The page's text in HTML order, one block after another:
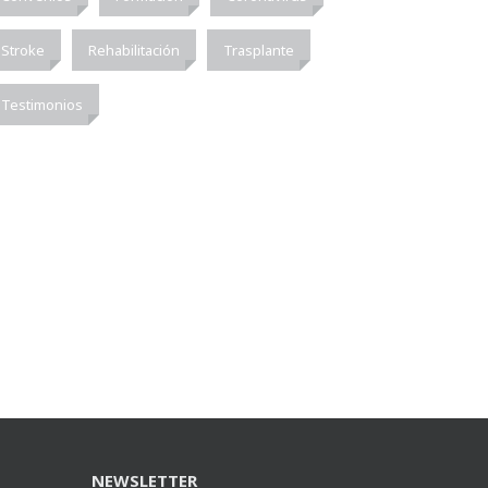
Stroke Rehabilitación Trasplante
Testimonios
NEWSLETTER